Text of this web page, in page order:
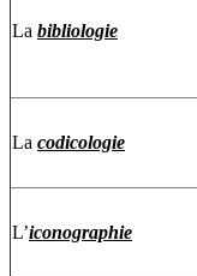
La bibliologie
La codicologie
L’iconographie